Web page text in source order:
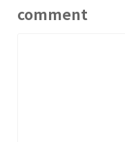
comment